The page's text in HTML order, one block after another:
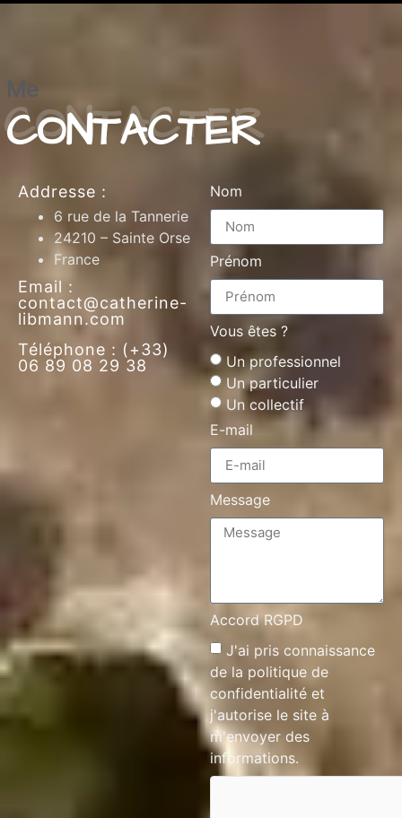
Me
CONTACTER
Addresse :
6 rue de la Tannerie
24210 – Sainte Orse
France
Email :
contact@catherine-
libmann.com
Téléphone : (+33)
06 89 08 29 38
Nom
Prénom
Vous êtes ?
Un professionnel
Un particulier
Un collectif
E-mail
Message
Accord RGPD
J'ai pris connaissance
de la politique de
confidentialité et
j'autorise le site à
m'envoyer des
informations.